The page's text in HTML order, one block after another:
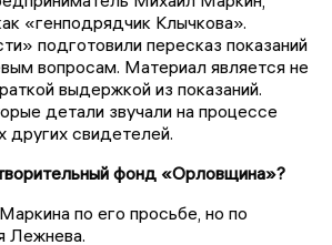
«генподрядчик Клычкова».
подготовили пересказ показаний
вопросам. Материал является не
выдержкой из показаний.
детали звучали на процессе
других свидетелей.
фонд «Орловщина»?
по его просьбе, но по
Лежнева.